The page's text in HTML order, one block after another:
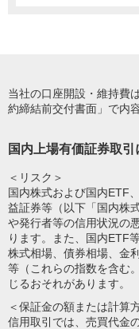
当社の口座開設・維持費
約締結前交付書面」で内
国内上場有価証券取
＜リスク＞
国内株式および国内ETF
益証券等（以下「国内株
や発行者等の信用状況の
ります。また、国内ETF
株式相場、債券相場、金
等（これらの指数を含む
じるおそれがあります。
＜保証金の額または計算
信用取引では、売買代金